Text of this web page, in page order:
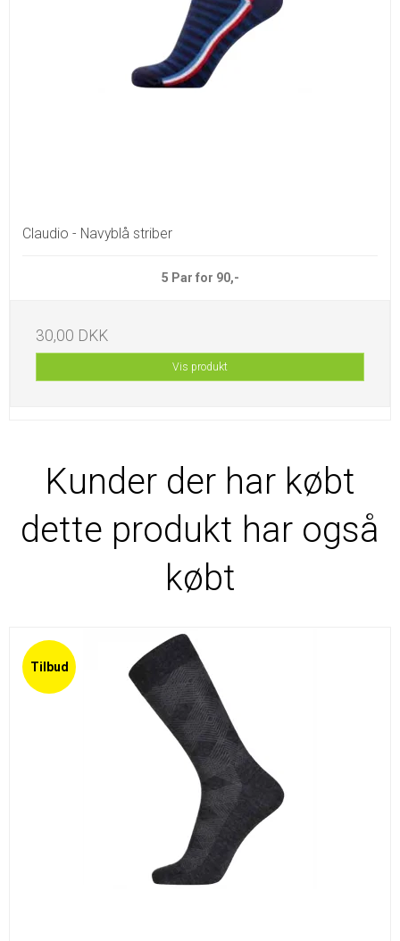
Claudio - Navyblå striber
5 Par for 90,-
30,00 DKK
Vis produkt
Kunder der har købt
dette produkt har også
købt
Tilbud